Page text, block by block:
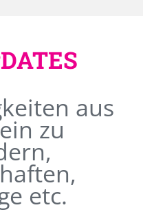
aus
zu
etc.